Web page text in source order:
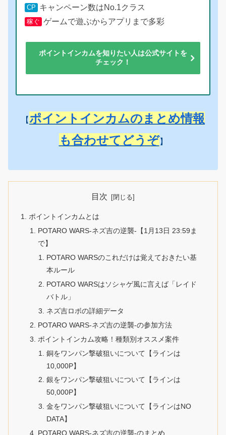
CP キャンペーン数はNo.1クラス
稼ぐ ゲームで遊ぶからアプリまで多彩
ポイントインカムを知りたい人は公式サイトを
チェック！
【ポイントインカムのまとめ情報
も合わせてどうぞ 】
目次
ポイントインカムとは
POTARO WARS-ネズ吉の逆襲-【1月13日 23:59ま
で】
POTARO WARSのこれだけは覚えておきたい基
本ルール
POTARO WARSはソシャゲ風に言えば「レイド
バトル」
ネズ吉ロボの詳細データ
POTARO WARS-ネズ吉の逆襲-の参加方法
ポイントインカム攻略！種類別オススメ案件
銅をワンパン撃破狙いについて【ラインは
10,000P】
銀をワンパン撃破狙いについて【ラインは
50,000P】
金をワンパン撃破狙いについて【ラインはNO
DATA】
POTARO WARS-ネズ吉の逆襲-のまとめ